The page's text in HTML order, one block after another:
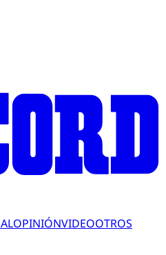
OPINIÓNVIDEOOTROS